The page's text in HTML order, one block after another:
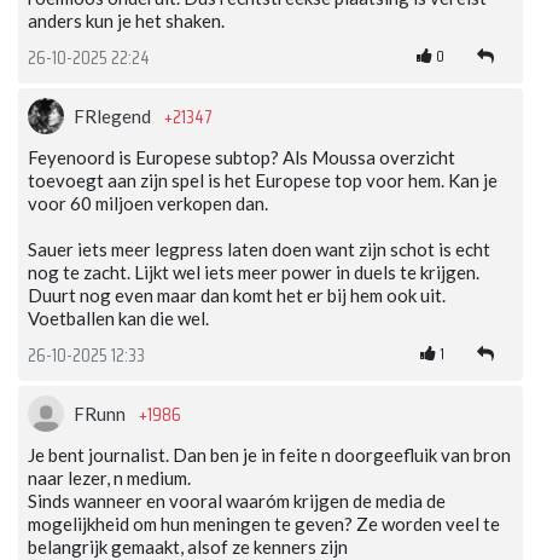
anders kun je het shaken.
26-10-2025 22:24 0
FRlegend +21347
Feyenoord is Europese subtop? Als Moussa overzicht
toevoegt aan zijn spel is het Europese top voor hem. Kan je
voor 60 miljoen verkopen dan.
Sauer iets meer legpress laten doen want zijn schot is echt
nog te zacht. Lijkt wel iets meer power in duels te krijgen.
Duurt nog even maar dan komt het er bij hem ook uit.
Voetballen kan die wel.
26-10-2025 12:33 1
FRunn +1986
Je bent journalist. Dan ben je in feite n doorgeefluik van bron
naar lezer, n medium.
Sinds wanneer en vooral waaróm krijgen de media de
mogelijkheid om hun meningen te geven? Ze worden veel te
belangrijk gemaakt, alsof ze kenners zijn